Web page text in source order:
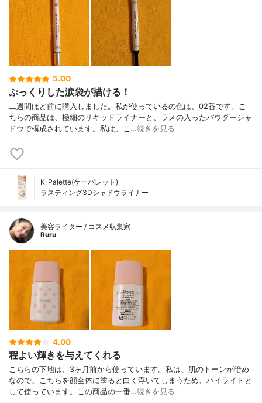
5.00
ぷっくりした涙袋が描ける！
二週間ほど前に購入しました。私が使っているの色は、02番です。こ
ちらの商品は、極細のリキッドライナーと、ラメの入ったパウダーシャ
ドウで構成されています。私は、こ…続きを見る
K-Palette(ケーパレット)
ラスティング3Dシャドウライナー
美容ライター / コスメ収集家
Ruru
4.00
程よい輝きを与えてくれる
こちらの下地は、3ヶ月前から使っています。私は、肌のトーンが暗め
なので、こちらを顔全体に塗ると白く浮いてしまうため、ハイライトと
して使っています。この商品の一番…続きを見る